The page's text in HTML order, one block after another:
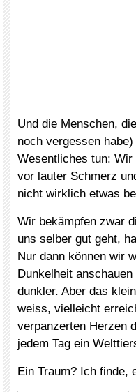
Und die Menschen,
noch vergessen
Wesentliches tun:
vor lauter Schmerz
nicht wirklich etwas
Wir bekämpfen zwar
uns selber gut geht,
Nur dann können wir
Dunkelheit
dunkler. Aber das
weiss, vielleicht
verpanzerten Herzen
jedem Tag ein
Ein Traum? Ich finde,